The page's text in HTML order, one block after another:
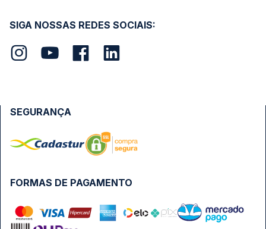
SIGA NOSSAS REDES SOCIAIS:
FORMAS DE PAGAMENTO
SEGURANÇA